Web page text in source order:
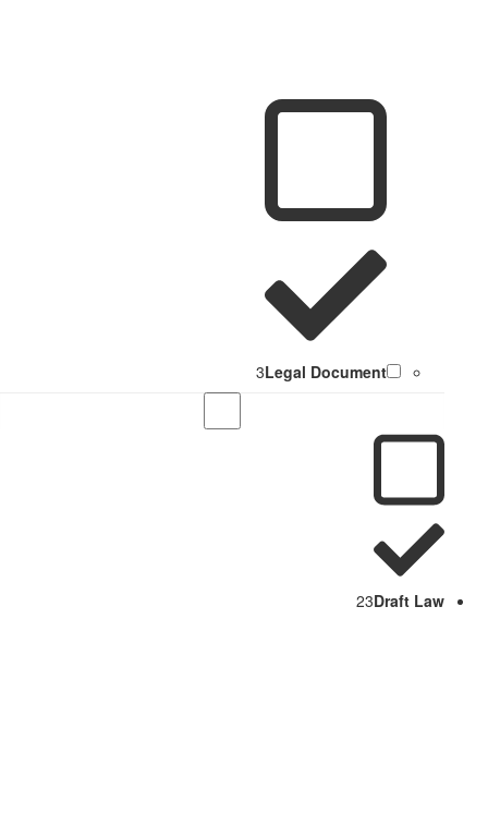
Legal Document
3
Draft Law
23